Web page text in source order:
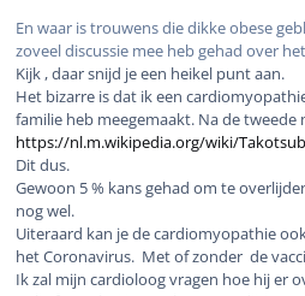
En waar is trouwens die dikke obese
zoveel discussie mee heb gehad over
Kijk , daar snijd je een heikel punt aan.
Het bizarre is dat ik een
familie heb meegemaakt. Na de tweede
https://nl.m.wikipedia.org/wiki/
Dit dus.
Gewoon 5 % kans gehad om te
nog wel.
Uiteraard kan je de cardiomyopathie
het Coronavirus. Met of zonder de
Ik zal mijn cardioloog vragen hoe hij er